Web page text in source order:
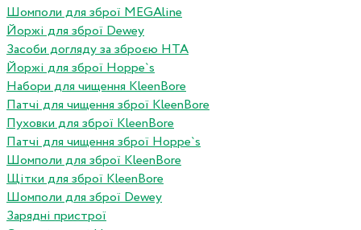
Шомполи для зброї MEGAline
Йоржі для зброї Dewey
Засоби догляду за зброєю HTA
Йоржі для зброї Hoppe`s
Набори для чищення KleenBore
Патчі для чищення зброї KleenBore
Пуховки для зброї KleenBore
Патчі для чищення зброї Hoppe`s
Шомполи для зброї KleenBore
Щітки для зброї KleenBore
Шомполи для зброї Dewey
Зарядні пристрої